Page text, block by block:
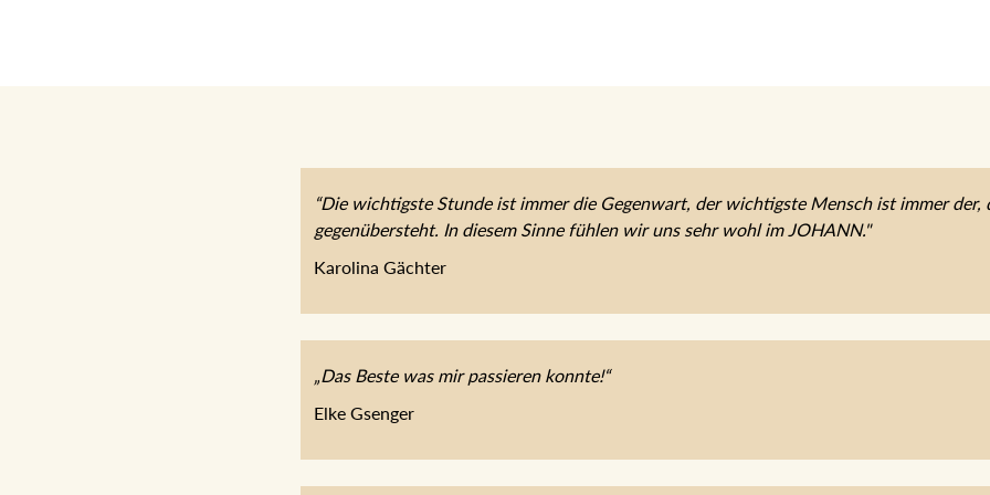
“Die wichtigste Stunde ist immer die Gegenwart, der wichtigste Mensch ist immer der,
gegenübersteht. In diesem Sinne fühlen wir uns sehr wohl im JOHANN."
Karolina Gächter
„Das Beste was mir passieren konnte!“
Elke Gsenger